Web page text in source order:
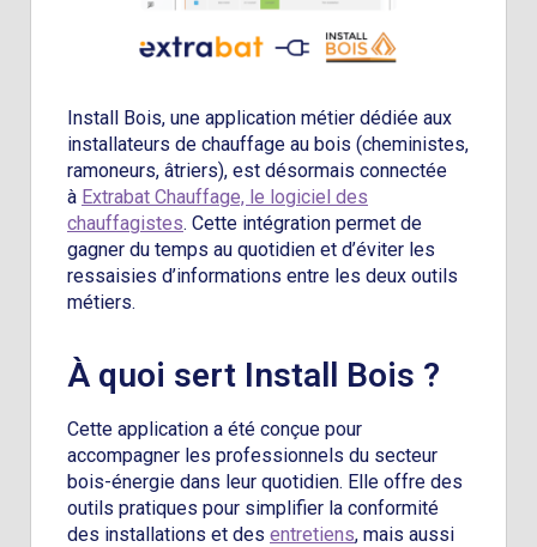
Install Bois, une application métier dédiée aux
installateurs de chauffage au bois (cheministes,
ramoneurs, âtriers), est désormais connectée
à Extrabat Chauffage, le logiciel des
chauffagistes. Cette intégration permet de
gagner du temps au quotidien et d’éviter les
ressaisies d’informations entre les deux outils
métiers.
À quoi sert Install Bois ?
Cette application a été conçue pour
accompagner les professionnels du secteur
bois-énergie dans leur quotidien. Elle offre des
outils pratiques pour simplifier la conformité
des installations et des entretiens, mais aussi